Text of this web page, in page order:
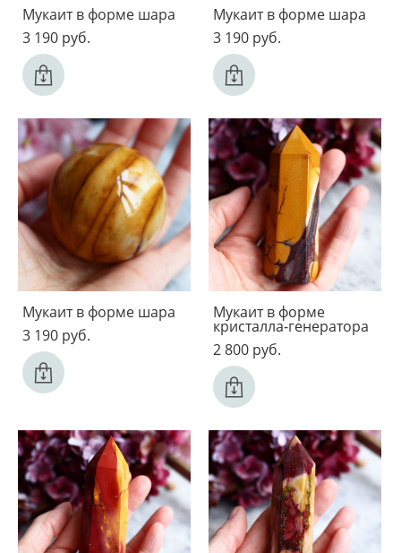
Мукаит в форме шара
3 190 pуб.
Мукаит в форме шара
3 190 pуб.
Мукаит в форме шара
3 190 pуб.
Мукаит в форме
кристалла-генератора
2 800 pуб.